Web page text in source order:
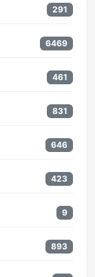
291
6469
461
831
646
423
9
893